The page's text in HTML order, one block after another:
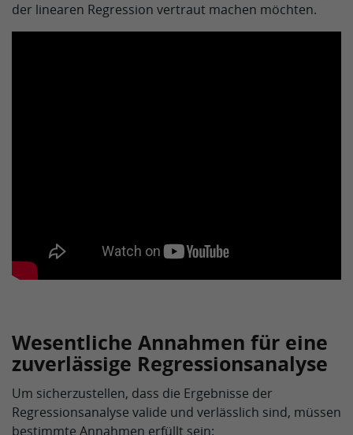
der linearen Regression vertraut machen möchten.
Wesentliche Annahmen für eine
zuverlässige Regressionsanalyse
Um sicherzustellen, dass die Ergebnisse der
Regressionsanalyse valide und verlässlich sind, müssen
bestimmte Annahmen erfüllt sein: